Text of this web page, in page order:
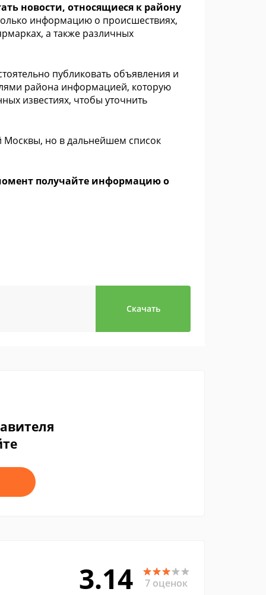
новости, относящиеся к району
информацию о происшествиях,
а также различных
публиковать объявления и
района информацией, которую
известиях, чтобы уточнить
Москвы, но в дальнейшем список
получайте информацию о
Скачать
3.14 7 оценок